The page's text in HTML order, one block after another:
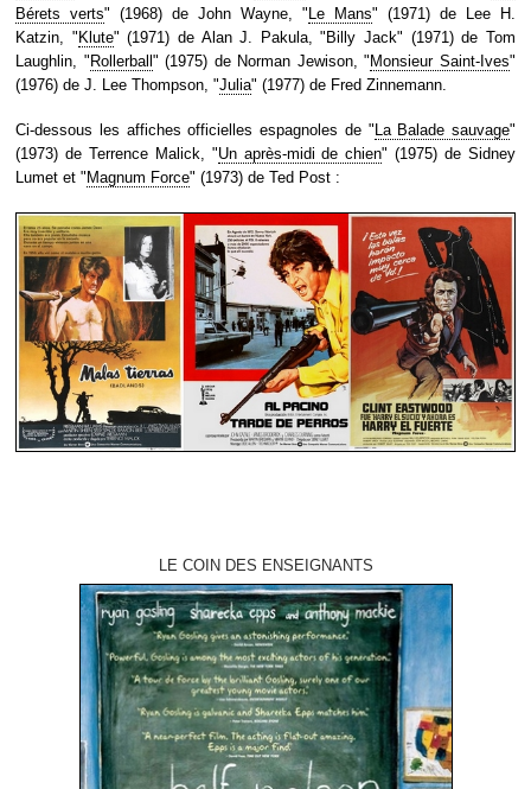
Bérets verts" (1968) de John Wayne, " Le Mans" (1971) de Lee H.
Katzin, " Klute" (1971) de Alan J. Pakula, "Billy Jack" (1971) de Tom
Laughlin, " Rollerball " (1975) de Norman Jewison, " Monsieur Saint-Ives"
(1976) de J. Lee Thompson, "Julia" (1977) de Fred Zinnemann.
Ci-dessous les affiches officielles espagnoles de " La Balade sauvage"
(1973) de Terrence Malick, "Un après-midi de chien" (1975) de Sidney
Lumet et " Magnum Force" (1973) de Ted Post :
LE COIN DES ENSEIGNANTS